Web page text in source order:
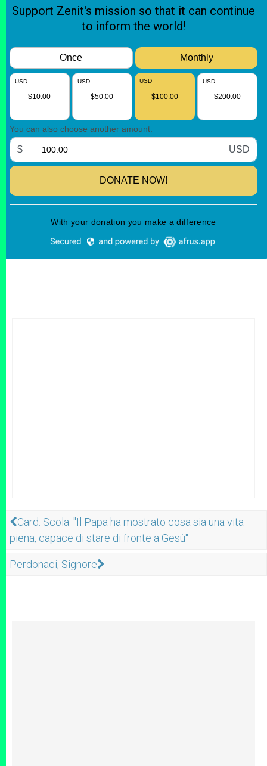
Card. Scola: "Il Papa ha mostrato cosa sia una vita
piena, capace di stare di fronte a Gesù"
Perdonaci, Signore